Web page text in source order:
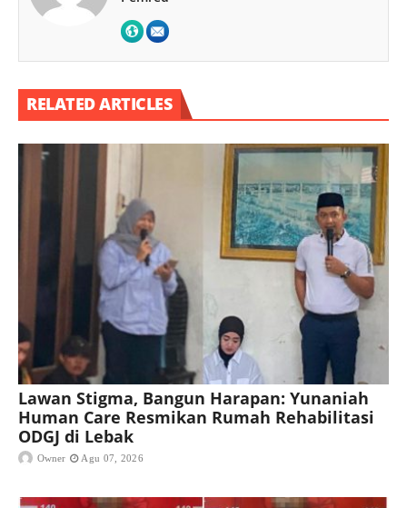
RELATED ARTICLES
Lawan Stigma, Bangun Harapan: Yunaniah
Human Care Resmikan Rumah Rehabilitasi
ODGJ di Lebak
Owner Agu 07, 2026